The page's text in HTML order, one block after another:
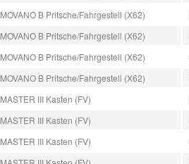
MOVANO B Pritsche/Fahrgestell (X62)
MOVANO B Pritsche/Fahrgestell (X62)
MOVANO B Pritsche/Fahrgestell (X62)
MOVANO B Pritsche/Fahrgestell (X62)
MASTER III Kasten (FV)
MASTER III Kasten (FV)
MASTER III Kasten (FV)